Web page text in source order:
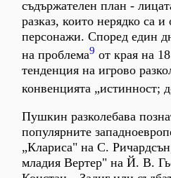
съдържателен план -
разказ, които нерядко са
персонажи. Според един
на проблема9 от края на
тенденция на игрово
конвенцията „истинност;
Пушкин разколебава
популярните
„Клариса" на С.
младия Вертер" на Й. В.